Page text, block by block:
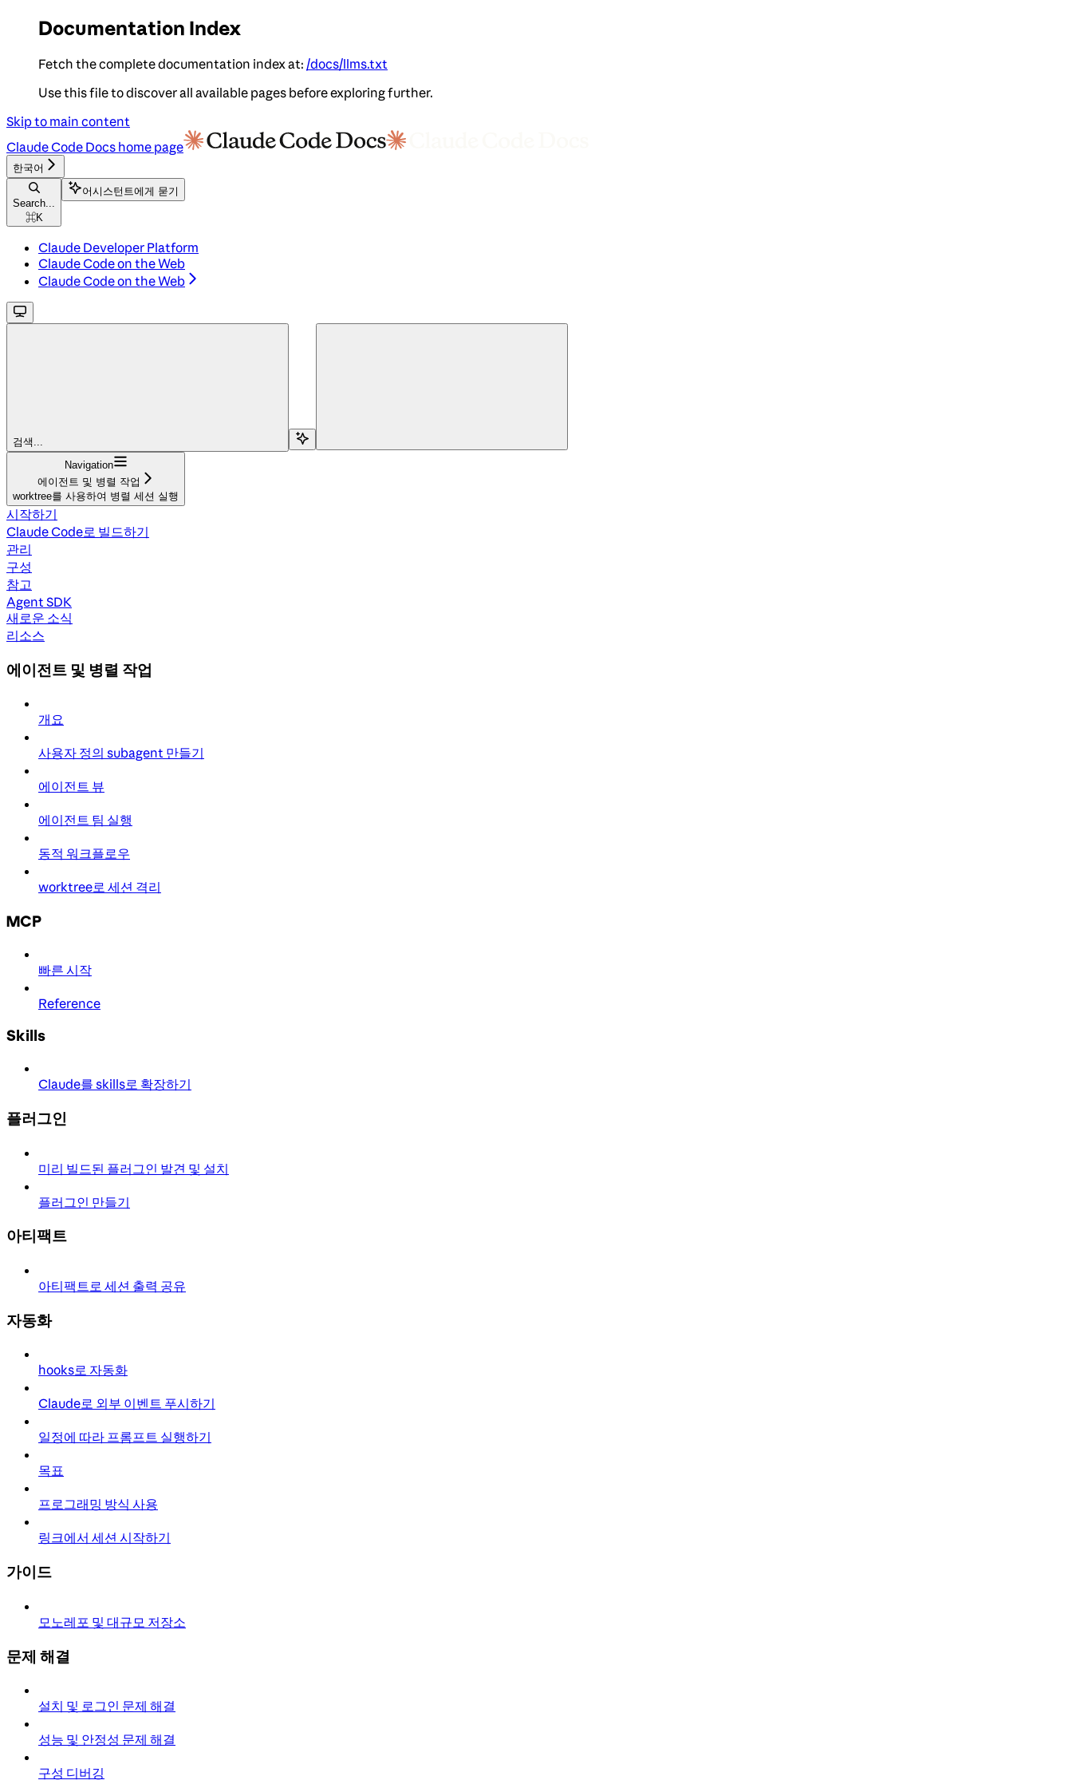
Documentation Index
Fetch the complete documentation index at: /docs/llms.txt
Use this file to discover all available pages before exploring further.
Skip to main content
Claude Code Docs home page
한국어
Search...
⌘K
어시스턴트에게 묻기
Claude Developer Platform
Claude Code on the Web
Claude Code on the Web
검색...
Navigation
에이전트 및 병렬 작업
worktree를 사용하여 병렬 세션 실행
시작하기
Claude Code로 빌드하기
관리
구성
참고
Agent SDK
새로운 소식
리소스
에이전트 및 병렬 작업
개요
사용자 정의 subagent 만들기
에이전트 뷰
에이전트 팀 실행
동적 워크플로우
worktree로 세션 격리
MCP
빠른 시작
Reference
Skills
Claude를 skills로 확장하기
플러그인
미리 빌드된 플러그인 발견 및 설치
플러그인 만들기
아티팩트
아티팩트로 세션 출력 공유
자동화
hooks로 자동화
Claude로 외부 이벤트 푸시하기
일정에 따라 프롬프트 실행하기
목표
프로그래밍 방식 사용
링크에서 세션 시작하기
가이드
모노레포 및 대규모 저장소
문제 해결
설치 및 로그인 문제 해결
성능 및 안정성 문제 해결
구성 디버깅